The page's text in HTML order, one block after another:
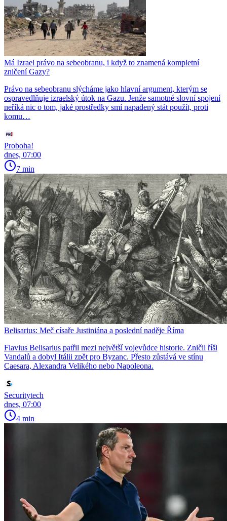
Má Izrael právo na sebeobranu, i když to znamená kompletní
zničení Gazy?
Právo na sebeobranu slýcháme jako hlavní argument, kterým se
ospravedlňuje izraelský útok na Gazu. Jenže samotné slovní spojení
neříká nic o tom, jaké prostředky smí napadený stát použít, proti
komu…
Proboha!
dnes, 07:00
7 min
Belisarius: Meč císaře Justiniána a poslední naděje Říma
Flavius Belisarius patřil mezi největší vojevůdce historie. Zničil říši
Vandalů a dobyl Itálii zpět pro Byzanc. Přesto zůstává ve stínu
Caesara, Alexandra Velikého nebo Napoleona.
Securitytech
dnes, 07:00
4 min